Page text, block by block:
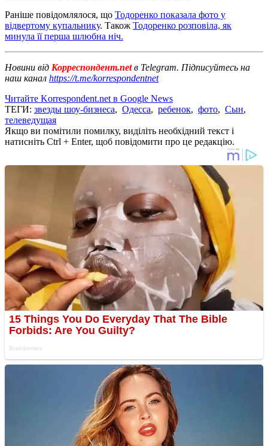
Раніше повідомлялося, що Тодоренко показала фото у
відвертому купальнику. Також Тодоренко розповіла, як
минула її перша шлюбна ніч.
Новини від Корреспондент.netв Telegram. Підписуйтесь на
наш канал https://t.me/korrespondentnet
Читайте Korrespondent.net в Google News
ТЕГИ: звезды шоу-бизнеса, Одесса, ребенок, фото, Сын,
телеведущая
Якщо ви помітили помилку, виділіть необхідний текст і
натисніть Ctrl + Enter, щоб повідомити про це редакцію.